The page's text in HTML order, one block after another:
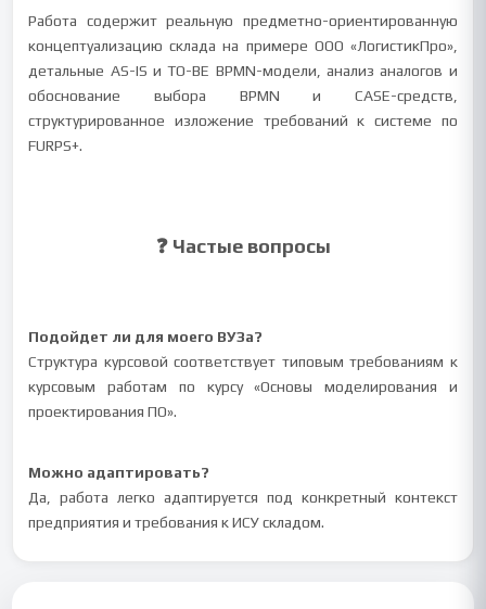
Работа содержит реальную предметно-ориентированную
концептуализацию склада на примере ООО «ЛогистикПро»,
детальные AS-IS и TO-BE BPMN-модели, анализ аналогов и
обоснование выбора BPMN и CASE-средств,
структурированное изложение требований к системе по
FURPS+.
❓ Частые вопросы
Подойдет ли для моего ВУЗа?
Структура курсовой соответствует типовым требованиям к
курсовым работам по курсу «Основы моделирования и
проектирования ПО».
Можно адаптировать?
Да, работа легко адаптируется под конкретный контекст
предприятия и требования к ИСУ складом.